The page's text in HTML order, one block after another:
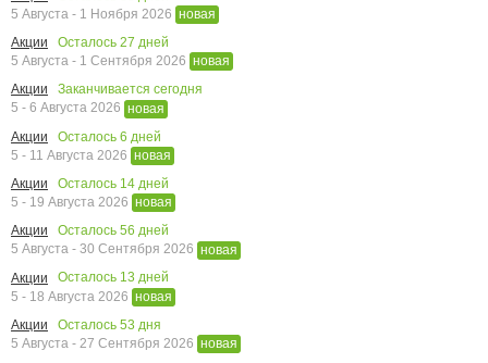
5 Августа - 1 Ноября 2026 новая
Акции
Осталось 27 дней
5 Августа - 1 Сентября 2026 новая
Акции
Заканчивается сегодня
5 - 6 Августа 2026 новая
Акции
Осталось 6 дней
5 - 11 Августа 2026 новая
Акции
Осталось 14 дней
5 - 19 Августа 2026 новая
Акции
Осталось 56 дней
5 Августа - 30 Сентября 2026 новая
Акции
Осталось 13 дней
5 - 18 Августа 2026 новая
Акции
Осталось 53 дня
5 Августа - 27 Сентября 2026 новая